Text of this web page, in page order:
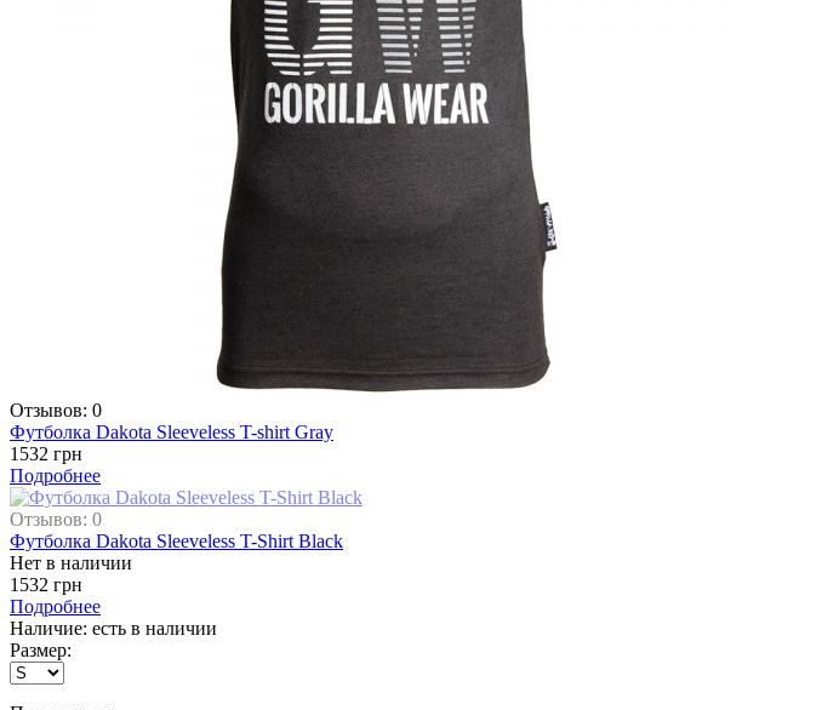
Отзывов: 0
Футболка Dakota Sleeveless T-shirt Gray
1532 грн
Подробнее
Отзывов: 0
Футболка Dakota Sleeveless T-Shirt Black
Нет в наличии
1532 грн
Подробнее
Наличие: есть в наличии
Размер: